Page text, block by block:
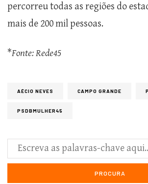
percorreu todas as regiões do
mais de 200 mil pessoas.
*Fonte: Rede45
AÉCIO NEVES CAMPO GRANDE
PSDBMULHER45